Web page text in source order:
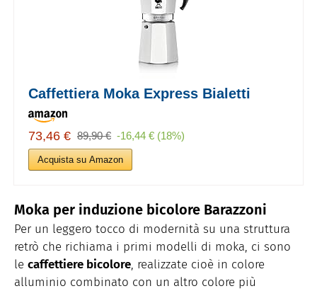
Caffettiera Moka Express Bialetti
73,46 € 89,90 € -16,44 € (18%)
Acquista su Amazon
Moka per induzione bicolore Barazzoni
Per un leggero tocco di modernità su una struttura
retrò che richiama i primi modelli di moka, ci sono
le caffettiere bicolore, realizzate cioè in colore
alluminio combinato con un altro colore più